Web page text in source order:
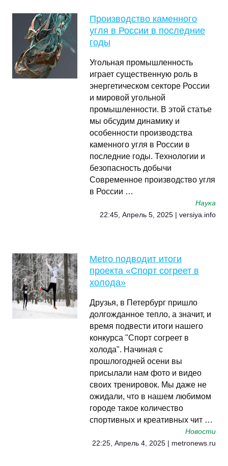
Производство каменного
угля в России в последние
годы
Угольная промышленность
играет существенную роль в
энергетическом секторе России
и мировой угольной
промышленности. В этой статье
мы обсудим динамику и
особенности производства
каменного угля в России в
последние годы. Технологии и
безопасность добычи
Современное производство угля
в России …
Наука
22:45, Апрель 5, 2025 | versiya.info
Metro подводит итоги
проекта «Спорт согреет в
холода»
Друзья, в Петербург пришло
долгожданное тепло, а значит, и
время подвести итоги нашего
конкурса "Спорт согреет в
холода". Начиная с
прошлогодней осени вы
присылали нам фото и видео
своих тренировок. Мы даже не
ожидали, что в нашем любимом
городе такое количество
спортивных и креативных чит …
Новости
22:25, Апрель 4, 2025 | metronews.ru